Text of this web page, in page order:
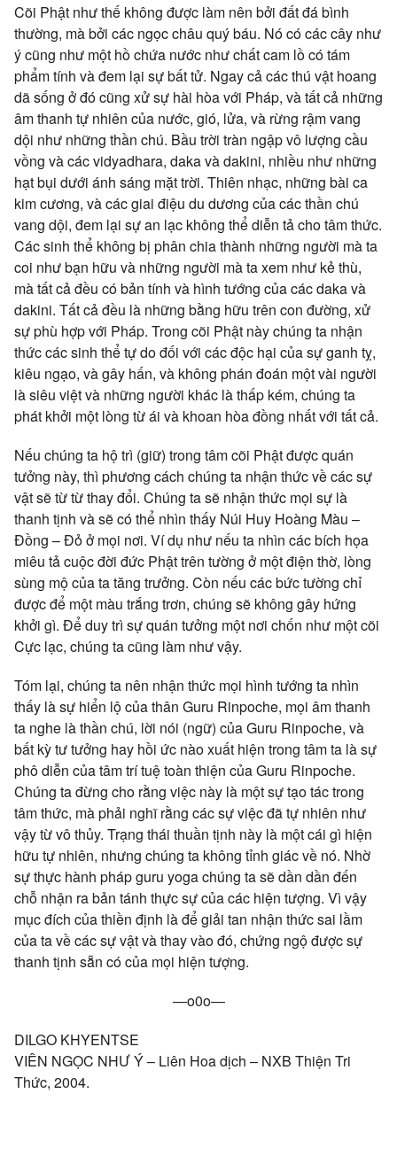
Cõi Phật như thế không được làm nên bởi đất đá bình
thường, mà bởi các ngọc châu quý báu. Nó có các cây như
ý cũng như một hồ chứa nước như chất cam lồ có tám
phẩm tính và đem lại sự bất tử. Ngay cả các thú vật hoang
dã sống ở đó cũng xử sự hài hòa với Pháp, và tất cả những
âm thanh tự nhiên của nước, gió, lửa, và rừng rậm vang
dội như những thần chú. Bầu trời tràn ngập vô lượng cầu
vồng và các vidyadhara, daka và dakini, nhiều như những
hạt bụi dưới ánh sáng mặt trời. Thiên nhạc, những bài ca
kim cương, và các giai điệu du dương của các thần chú
vang dội, đem lại sự an lạc không thể diễn tả cho tâm thức.
Các sinh thể không bị phân chia thành những người mà ta
coi như bạn hữu và những người mà ta xem như kẻ thù,
mà tất cả đều có bản tính và hình tướng của các daka và
dakini. Tất cả đều là những bằng hữu trên con đường, xử
sự phù hợp với Pháp. Trong cõi Phật này chúng ta nhận
thức các sinh thể tự do đối với các độc hại của sự ganh tỵ,
kiêu ngạo, và gây hấn, và không phán đoán một vài người
là siêu việt và những người khác là thấp kém, chúng ta
phát khởi một lòng từ ái và khoan hòa đồng nhất với tất cả.
Nếu chúng ta hộ trì (giữ) trong tâm cõi Phật được quán
tưởng này, thì phương cách chúng ta nhận thức về các sự
vật sẽ từ từ thay đổi. Chúng ta sẽ nhận thức mọi sự là
thanh tịnh và sẽ có thể nhìn thấy Núi Huy Hoàng Màu –
Đồng – Đỏ ở mọi nơi. Ví dụ như nếu ta nhìn các bích họa
miêu tả cuộc đời đức Phật trên tường ở một điện thờ, lòng
sùng mộ của ta tăng trưởng. Còn nếu các bức tường chỉ
được để một màu trắng trơn, chúng sẽ không gây hứng
khởi gì. Để duy trì sự quán tưởng một nơi chốn như một cõi
Cực lạc, chúng ta cũng làm như vậy.
Tóm lại, chúng ta nên nhận thức mọi hình tướng ta nhìn
thấy là sự hiển lộ của thân Guru Rinpoche, mọi âm thanh
ta nghe là thần chú, lời nói (ngữ) của Guru Rinpoche, và
bất kỳ tư tưởng hay hồi ức nào xuất hiện trong tâm ta là sự
phô diễn của tâm trí tuệ toàn thiện của Guru Rinpoche.
Chúng ta đừng cho rằng việc này là một sự tạo tác trong
tâm thức, mà phải nghĩ rằng các sự việc đã tự nhiên như
vậy từ vô thủy. Trạng thái thuần tịnh này là một cái gì hiện
hữu tự nhiên, nhưng chúng ta không tỉnh giác về nó. Nhờ
sự thực hành pháp guru yoga chúng ta sẽ dần dần đến
chỗ nhận ra bản tánh thực sự của các hiện tượng. Vì vậy
mục đích của thiền định là để giải tan nhận thức sai lầm
của ta về các sự vật và thay vào đó, chứng ngộ được sự
thanh tịnh sẵn có của mọi hiện tượng.
—o0o—
DILGO KHYENTSE
VIÊN NGỌC NHƯ Ý – Liên Hoa dịch – NXB Thiện Tri
Thức, 2004.